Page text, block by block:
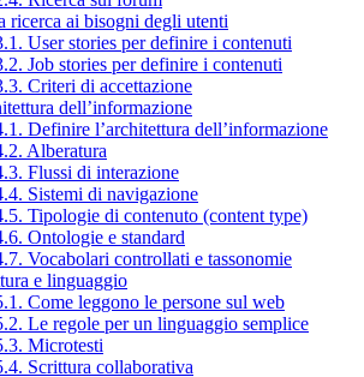
ricerca ai bisogni degli utenti
User stories per definire i contenuti
Job stories per definire i contenuti
Criteri di accettazione
dell’informazione
Definire l’architettura dell’informazione
Alberatura
Flussi di interazione
Sistemi di navigazione
Tipologie di contenuto (content type)
Ontologie e standard
Vocabolari controllati e tassonomie
e linguaggio
Come leggono le persone sul web
Le regole per un linguaggio semplice
Microtesti
Scrittura collaborativa